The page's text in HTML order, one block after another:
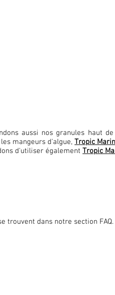
aussi nos granules haut
mangeurs d'algue, Tropic
d'utiliser également Tropic
trouvent dans notre section FAQ.